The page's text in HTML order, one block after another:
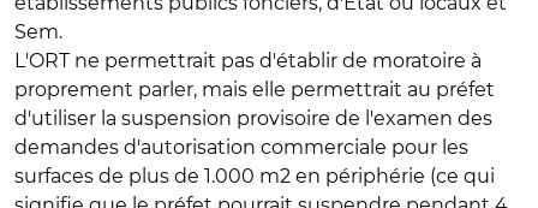
Sem.
L'ORT ne permettrait pas d'établir de moratoire à
proprement parler, mais elle permettrait au préfet
d'utiliser la suspension provisoire de l'examen des
demandes d'autorisation commerciale pour les
surfaces de plus de 1.000 m2 en périphérie (ce qui